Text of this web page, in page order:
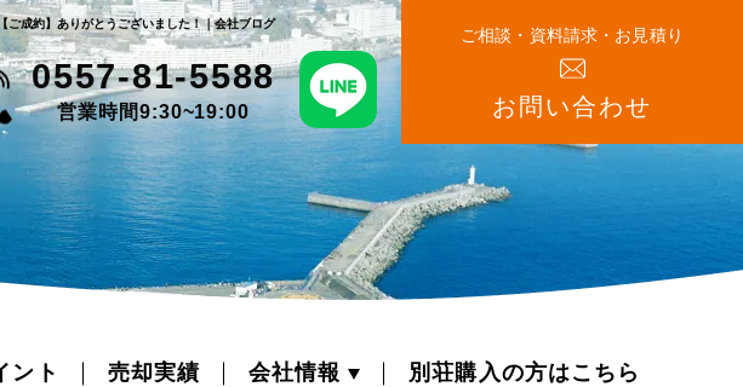
ご成約】ありがとうございました！｜会社ブログ
0557-81-5588
営業時間9:30~19:00
ご相談・資料請求・お⾒積り
お問い合わせ
ント 売却実績 会社情報 別荘購入の方はこちら